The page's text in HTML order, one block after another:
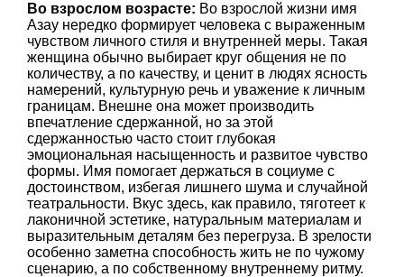
Во взрослом возрасте: Во взрослой жизни имя
Азау нередко формирует человека с выраженным
чувством личного стиля и внутренней меры. Такая
женщина обычно выбирает круг общения не по
количеству, а по качеству, и ценит в людях ясность
намерений, культурную речь и уважение к личным
границам. Внешне она может производить
впечатление сдержанной, но за этой
сдержанностью часто стоит глубокая
эмоциональная насыщенность и развитое чувство
формы. Имя помогает держаться в социуме с
достоинством, избегая лишнего шума и случайной
театральности. Вкус здесь, как правило, тяготеет к
лаконичной эстетике, натуральным материалам и
выразительным деталям без перегруза. В зрелости
особенно заметна способность жить не по чужому
сценарию, а по собственному внутреннему ритму.